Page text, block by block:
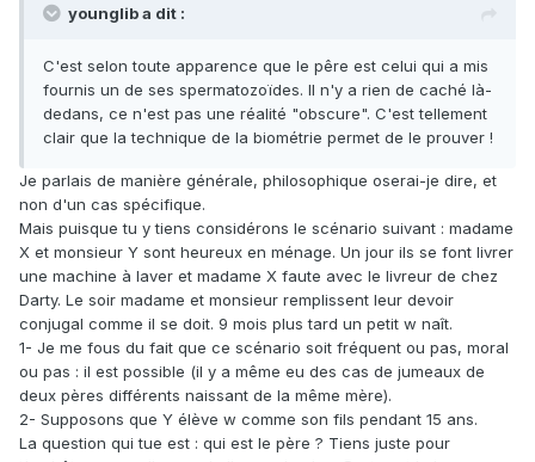
younglib a dit :
C'est selon toute apparence que le pêre est celui qui a mis
fournis un de ses spermatozoïdes. Il n'y a rien de caché là-
dedans, ce n'est pas une réalité "obscure". C'est tellement
clair que la technique de la biométrie permet de le prouver !
Je parlais de manière générale, philosophique oserai-je dire, et
non d'un cas spécifique.
Mais puisque tu y tiens considérons le scénario suivant : madame
X et monsieur Y sont heureux en ménage. Un jour ils se font livrer
une machine à laver et madame X faute avec le livreur de chez
Darty. Le soir madame et monsieur remplissent leur devoir
conjugal comme il se doit. 9 mois plus tard un petit w naît.
1- Je me fous du fait que ce scénario soit fréquent ou pas, moral
ou pas : il est possible (il y a même eu des cas de jumeaux de
deux pères différents naissant de la même mère).
2- Supposons que Y élève w comme son fils pendant 15 ans.
La question qui tue est : qui est le père ? Tiens juste pour